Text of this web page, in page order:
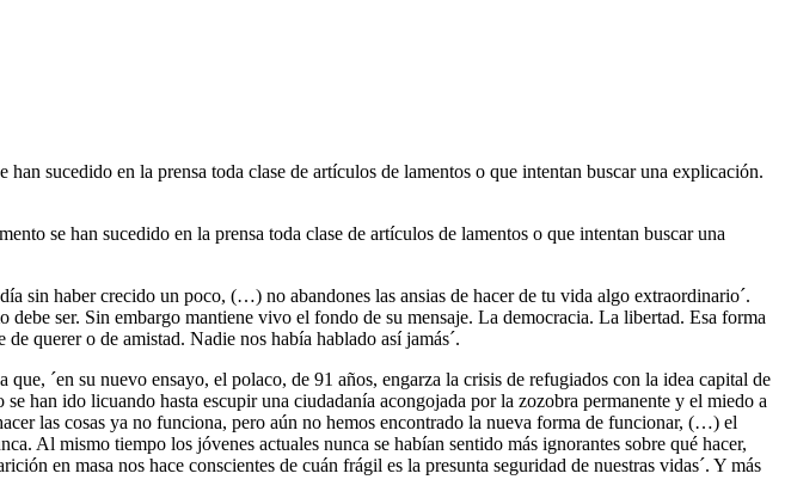
sucedido en la prensa toda clase de artículos de lamentos o que intentan buscar una explicación.
se han sucedido en la prensa toda clase de artículos de lamentos o que intentan buscar una
sin haber crecido un poco, (…) no abandones las ansias de hacer de tu vida algo extraordinario´.
ser. Sin embargo mantiene vivo el fondo de su mensaje. La democracia. La libertad. Esa forma
querer o de amistad. Nadie nos había hablado así jamás´.
´en su nuevo ensayo, el polaco, de 91 años, engarza la crisis de refugiados con la idea capital de
han ido licuando hasta escupir una ciudadanía acongojada por la zozobra permanente y el miedo a
las cosas ya no funciona, pero aún no hemos encontrado la nueva forma de funcionar, (…) el
Al mismo tiempo los jóvenes actuales nunca se habían sentido más ignorantes sobre qué hacer,
en masa nos hace conscientes de cuán frágil es la presunta seguridad de nuestras vidas´. Y más